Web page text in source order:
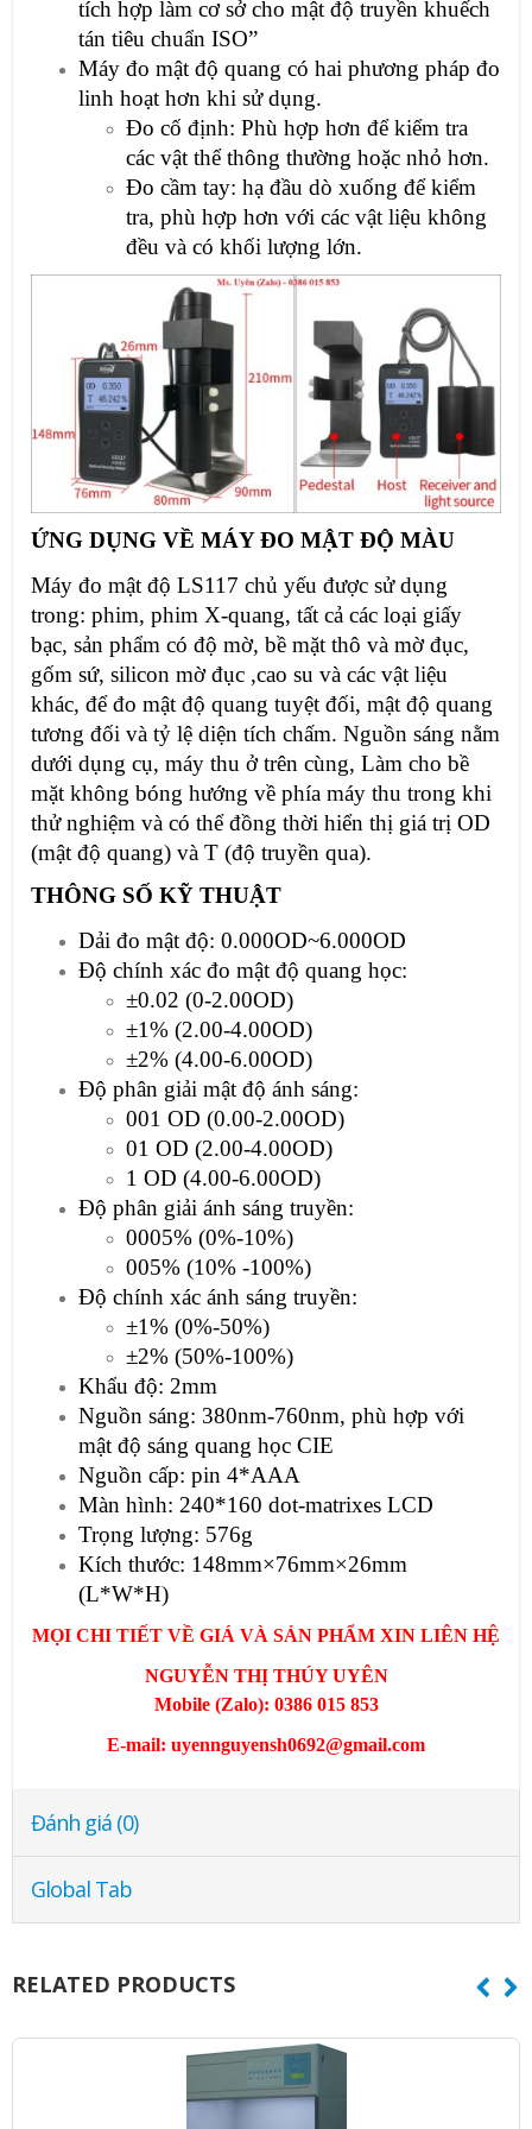
tích hợp làm cơ sở cho mật độ truyền khuếch
tán tiêu chuẩn ISO”
Máy đo mật độ quang có hai phương pháp đo
linh hoạt hơn khi sử dụng.
Đo cố định: Phù hợp hơn để kiểm tra
các vật thể thông thường hoặc nhỏ hơn.
Đo cầm tay: hạ đầu dò xuống để kiểm
tra, phù hợp hơn với các vật liệu không
đều và có khối lượng lớn.
ỨNG DỤNG VỀ MÁY ĐO MẬT ĐỘ MÀU
Máy đo mật độ LS117 chủ yếu được sử dụng
trong: phim, phim X-quang, tất cả các loại giấy
bạc, sản phẩm có độ mờ, bề mặt thô và mờ đục,
gốm sứ, silicon mờ đục ,cao su và các vật liệu
khác, để đo mật độ quang tuyệt đối, mật độ quang
tương đối và tỷ lệ diện tích chấm. Nguồn sáng nằm
dưới dụng cụ, máy thu ở trên cùng, Làm cho bề
mặt không bóng hướng về phía máy thu trong khi
thử nghiệm và có thể đồng thời hiển thị giá trị OD
(mật độ quang) và T (độ truyền qua).
THÔNG SỐ KỸ THUẬT
Dải đo mật độ: 0.000OD~6.000OD
Độ chính xác đo mật độ quang học:
±0.02 (0-2.00OD)
±1% (2.00-4.00OD)
±2% (4.00-6.00OD)
Độ phân giải mật độ ánh sáng:
001 OD (0.00-2.00OD)
01 OD (2.00-4.00OD)
1 OD (4.00-6.00OD)
Độ phân giải ánh sáng truyền:
0005% (0%-10%)
005% (10% -100%)
Độ chính xác ánh sáng truyền:
±1% (0%-50%)
±2% (50%-100%)
Khẩu độ: 2mm
Nguồn sáng: 380nm-760nm, phù hợp với
mật độ sáng quang học CIE
Nguồn cấp: pin 4*AAA
Màn hình: 240*160 dot-matrixes LCD
Trọng lượng: 576g
Kích thước: 148mm×76mm×26mm
(L*W*H)
MỌI CHI TIẾT VỀ GIÁ VÀ SẢN PHẨM XIN LIÊN HỆ
NGUYỄN THỊ THÚY UYÊN
Mobile (Zalo): 0386 015 853
E-mail: uyennguyensh0692@gmail.com
Đánh giá (0)
Global Tab
RELATED PRODUCTS